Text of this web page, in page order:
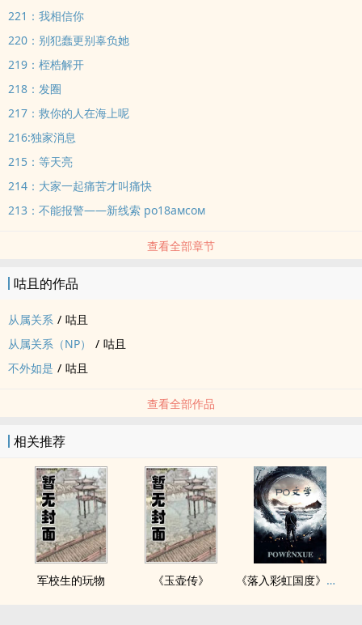
221：我相信你
220：别犯蠢更别辜负她
219：桎梏解开
218：发圈
217：救你的人在海上呢
216:独家消息
215：等天亮
214：大家一起痛苦才叫痛快
213：不能报警——新线索 po18aмcoм
查看全部章节
咕且的作品
从属关系 / 咕且
从属关系（NP）
/ 咕且
不外如是 / 咕且
查看全部作品
相关推荐
军校生的玩物 《玉壶传》 《落入彩虹国度》穿越+西幻+言情